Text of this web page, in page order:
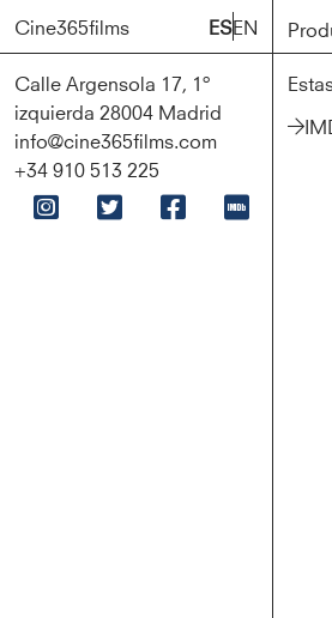
Cine365films ES EN
Cine365films ES EN
Calle Argensola 17, 1º
izquierda 28004 Madrid
info@cine365films.com
+34 910 513 225